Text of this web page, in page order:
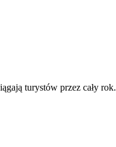
turystów przez cały rok.